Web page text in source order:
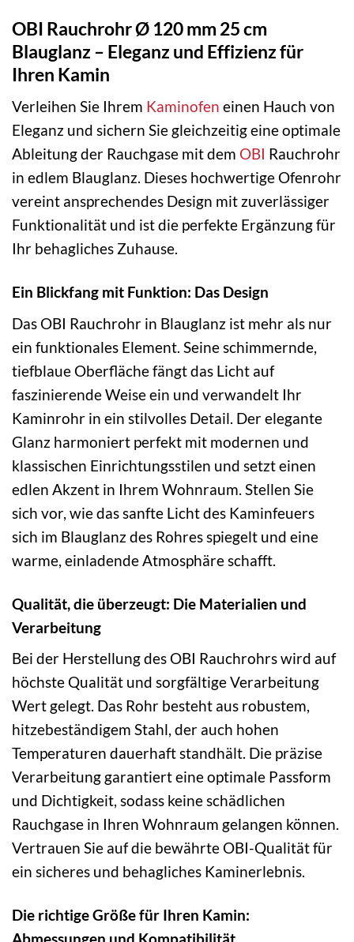
OBI Rauchrohr Ø 120 mm 25 cm
Blauglanz – Eleganz und Effizienz für
Ihren Kamin
Verleihen Sie Ihrem Kaminofen einen Hauch von
Eleganz und sichern Sie gleichzeitig eine optimale
Ableitung der Rauchgase mit dem OBI Rauchrohr
in edlem Blauglanz. Dieses hochwertige Ofenrohr
vereint ansprechendes Design mit zuverlässiger
Funktionalität und ist die perfekte Ergänzung für
Ihr behagliches Zuhause.
Ein Blickfang mit Funktion: Das Design
Das OBI Rauchrohr in Blauglanz ist mehr als nur
ein funktionales Element. Seine schimmernde,
tiefblaue Oberfläche fängt das Licht auf
faszinierende Weise ein und verwandelt Ihr
Kaminrohr in ein stilvolles Detail. Der elegante
Glanz harmoniert perfekt mit modernen und
klassischen Einrichtungsstilen und setzt einen
edlen Akzent in Ihrem Wohnraum. Stellen Sie
sich vor, wie das sanfte Licht des Kaminfeuers
sich im Blauglanz des Rohres spiegelt und eine
warme, einladende Atmosphäre schafft.
Qualität, die überzeugt: Die Materialien und
Verarbeitung
Bei der Herstellung des OBI Rauchrohrs wird auf
höchste Qualität und sorgfältige Verarbeitung
Wert gelegt. Das Rohr besteht aus robustem,
hitzebeständigem Stahl, der auch hohen
Temperaturen dauerhaft standhält. Die präzise
Verarbeitung garantiert eine optimale Passform
und Dichtigkeit, sodass keine schädlichen
Rauchgase in Ihren Wohnraum gelangen können.
Vertrauen Sie auf die bewährte OBI-Qualität für
ein sicheres und behagliches Kaminerlebnis.
Die richtige Größe für Ihren Kamin: